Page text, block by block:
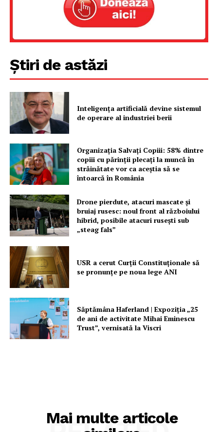
Știri de astăzi
Inteligența artificială devine sistemul
de operare al industriei berii
Organizația Salvați Copiii: 58% dintre
copiii cu părinții plecați la muncă în
străinătate vor ca aceștia să se
întoarcă în România
Drone pierdute, atacuri mascate și
bruiaj rusesc: noul front al războiului
hibrid, posibile atacuri rusești sub
„steag fals”
USR a cerut Curții Constituționale să
se pronunțe pe noua lege ANI
Săptămâna Haferland | Expoziţia „25
de ani de activitate Mihai Eminescu
Trust”, vernisată la Viscri
Mai multe articole